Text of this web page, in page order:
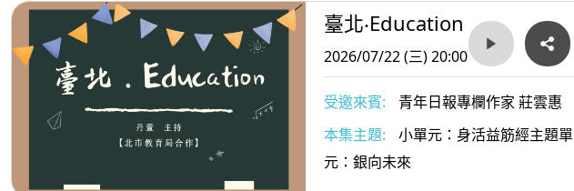
臺北‧Education
2026/07/22 (三) 20:00
受邀來賓:
青年日報專欄作家 莊雲惠
本集主題:
小單元：身活益筋經主題單
元：銀向未來